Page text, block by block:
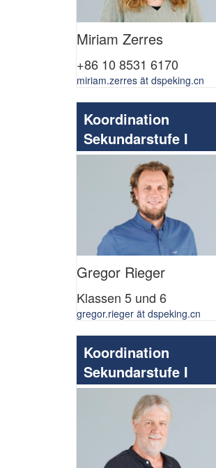
Miriam Zerres
+86 10 8531 6170
miriam.zerres ät dspeking.cn
Koordination
Sekundarstufe I
Gregor Rieger
Klassen 5 und 6
gregor.rieger ät dspeking.cn
Koordination
Sekundarstufe I